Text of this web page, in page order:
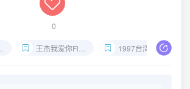
0
王杰我爱你Flac下载 1997台湾波丽佳音无损